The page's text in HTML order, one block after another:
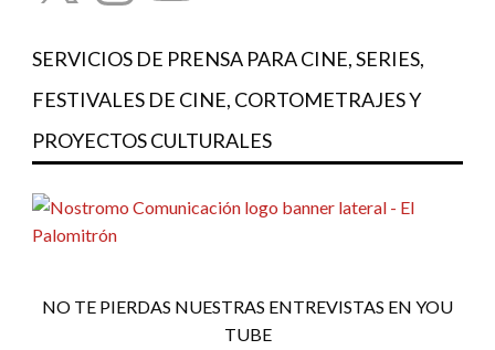
SERVICIOS DE PRENSA PARA CINE, SERIES,
FESTIVALES DE CINE, CORTOMETRAJES Y
PROYECTOS CULTURALES
NO TE PIERDAS NUESTRAS ENTREVISTAS EN YOU
TUBE